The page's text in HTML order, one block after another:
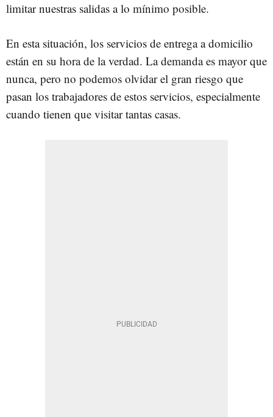
limitar nuestras salidas a lo mínimo posible.
En esta situación, los servicios de entrega a domicilio
están en su hora de la verdad. La demanda es mayor que
nunca, pero no podemos olvidar el gran riesgo que
pasan los trabajadores de estos servicios, especialmente
cuando tienen que visitar tantas casas.